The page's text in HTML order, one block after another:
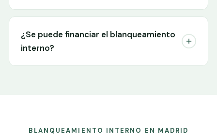
¿Se puede financiar el blanqueamiento
interno?
BLANQUEAMIENTO INTERNO EN MADRID